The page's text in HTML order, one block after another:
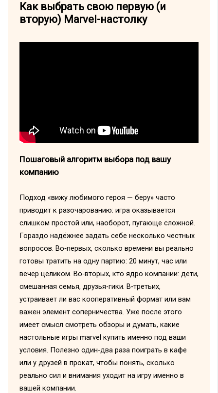
Как выбрать свою первую (и
вторую) Marvel-настолку
Пошаговый алгоритм выбора под вашу
компанию
Подход «вижу любимого героя — беру» часто
приводит к разочарованию: игра оказывается
слишком простой или, наоборот, пугающе сложной.
Гораздо надёжнее задать себе несколько честных
вопросов. Во‑первых, сколько времени вы реально
готовы тратить на одну партию: 20 минут, час или
вечер целиком. Во‑вторых, кто ядро компании: дети,
смешанная семья, друзья-гики. В‑третьих,
устраивает ли вас кооперативный формат или вам
важен элемент соперничества. Уже после этого
имеет смысл смотреть обзоры и думать, какие
настольные игры marvel купить именно под ваши
условия. Полезно один-два раза поиграть в кафе
или у друзей в прокат, чтобы понять, сколько
реально сил и внимания уходит на игру именно в
вашей компании.